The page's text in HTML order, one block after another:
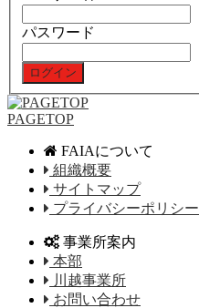
パスワード
PAGETOP
FAIAについて
組織概要
サイトマップ
プライバシーポリシー
事業所案内
本部
川越事業所
お問い合わせ